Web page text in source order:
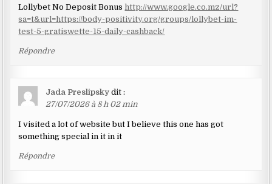
Lollybet No Deposit Bonus http://www.google.co.mz/url?
sa=t&url=https://body-positivity.org/groups/lollybet-im-
test-5-gratiswette-15-daily-cashback/
Répondre
Jada Preslipsky dit :
27/07/2026 à 8 h 02 min
I visited a lot of website but I believe this one has got
something special in it in it
Répondre